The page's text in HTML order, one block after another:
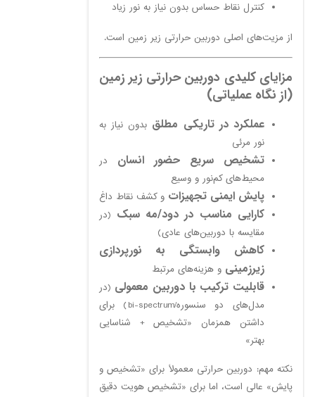
کنترل نقاط حساس بدون نیاز به نور زیاد
از مزیت‌های اصلی دوربین حرارتی زیر زمین است.
مزایای کلیدی دوربین حرارتی زیر زمین
(از نگاه عملیاتی)
عملکرد در تاریکی مطلق بدون نیاز به
نور مرئی
تشخیص سریع حضور انسان در
محیط‌های کم‌نور و وسیع
پایش ایمنی تجهیزات و کشف نقاط داغ
کارایی مناسب در دود/مه سبک (در
مقایسه با دوربین‌های عادی)
کاهش وابستگی به نورپردازی
زیرزمینی و هزینه‌های مرتبط
قابلیت ترکیب با دوربین معمولی (در
مدل‌های دو سنسوره/bi-spectrum) برای
داشتن همزمان «تشخیص + شناسایی
بهتر»
نکته مهم: دوربین حرارتی معمولاً برای «تشخیص و
پایش» عالی است، اما برای «تشخیص هویت دقیق